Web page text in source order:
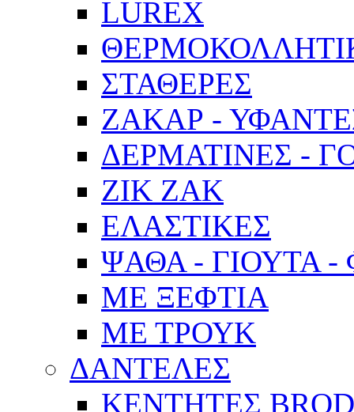
LUREX
ΣΤΑΘΕΡΕΣ
ΖΑΚΑΡ -
ΔΕΡΜΑΤΙΝΕΣ -
ΖΙΚ ΖΑΚ
ΕΛΑΣΤΙΚΕΣ
ΨΑΘΑ - ΓΙΟΥΤΑ -
ΜΕ ΞΕΦΤΙΑ
ΜΕ ΤΡΟΥΚ
ΔΑΝΤΕΛΕΣ
ΚΕΝΤΗΤΕΣ